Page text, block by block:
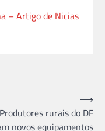
– Artigo de Nicias
Produtores rurais do DF
novos equipamentos
⟶